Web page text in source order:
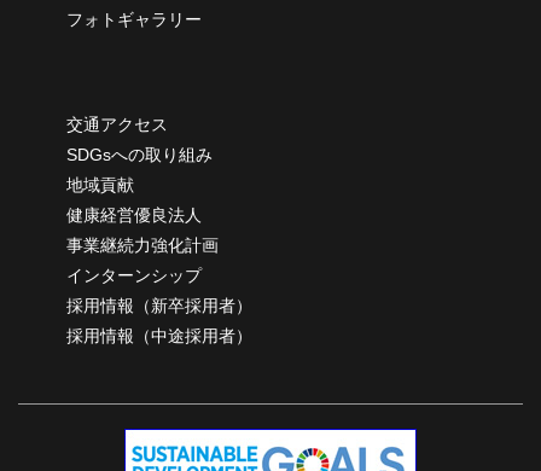
フォトギャラリー
交通アクセス
SDGsへの取り組み
地域貢献
健康経営優良法人
事業継続力強化計画
インターンシップ
採用情報（新卒採用者）
採用情報（中途採用者）